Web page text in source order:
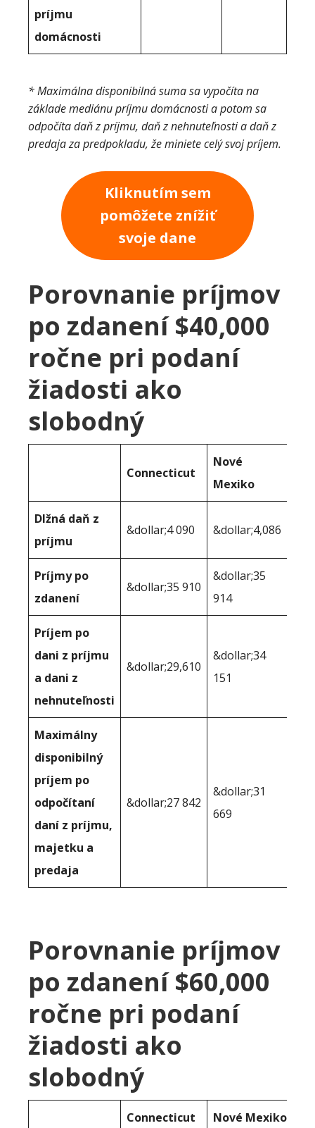
príjmu
domácnosti
* Maximálna disponibilná suma sa vypočíta na
základe mediánu príjmu domácnosti a potom sa
odpočíta daň z príjmu, daň z nehnuteľnosti a daň z
predaja za predpokladu, že miniete celý svoj príjem.
Kliknutím sem
pomôžete znížiť
svoje dane
Porovnanie príjmov
po zdanení $40,000
ročne pri podaní
žiadosti ako
slobodný
Connecticut
Nové
Mexiko
Dlžná daň z
príjmu
&dollar;4 090 &dollar;4,086
Príjmy po
zdanení
&dollar;35 910
&dollar;35
914
Príjem po
dani z príjmu
a dani z
nehnuteľnosti
&dollar;29,610
&dollar;34
151
Maximálny
disponibilný
príjem po
odpočítaní
daní z príjmu,
majetku a
predaja
&dollar;27 842
&dollar;31
669
Porovnanie príjmov
po zdanení $60,000
ročne pri podaní
žiadosti ako
slobodný
Connecticut Nové Mexiko